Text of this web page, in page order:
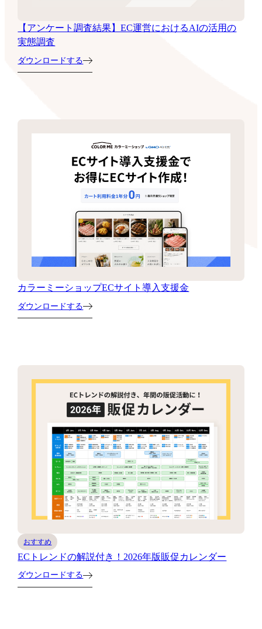
【アンケート調査結果】EC運営におけるAIの活用の
実態調査
ダウンロードする
カラーミーショップECサイト導入支援金
ダウンロードする
おすすめ
ECトレンドの解説付き！2026年版販促カレンダー
ダウンロードする